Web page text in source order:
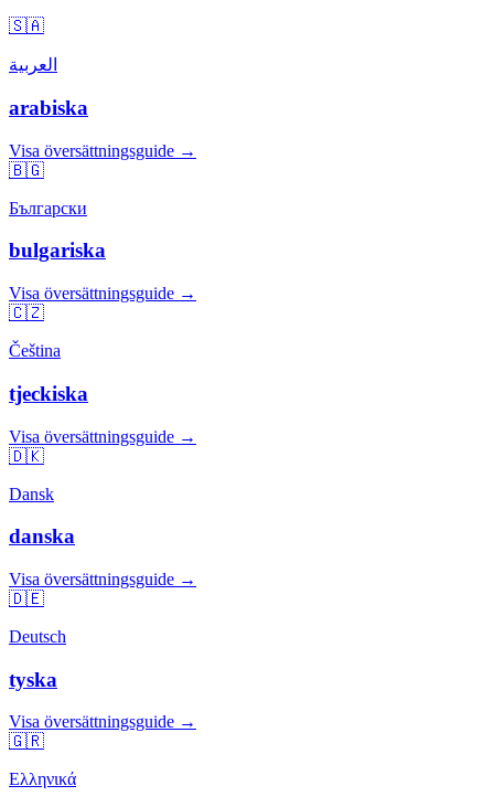
🇸🇦
العربية
arabiska
Visa översättningsguide →
🇧🇬
Български
bulgariska
Visa översättningsguide →
🇨🇿
Čeština
tjeckiska
Visa översättningsguide →
🇩🇰
Dansk
danska
Visa översättningsguide →
🇩🇪
Deutsch
tyska
Visa översättningsguide →
🇬🇷
Ελληνικά